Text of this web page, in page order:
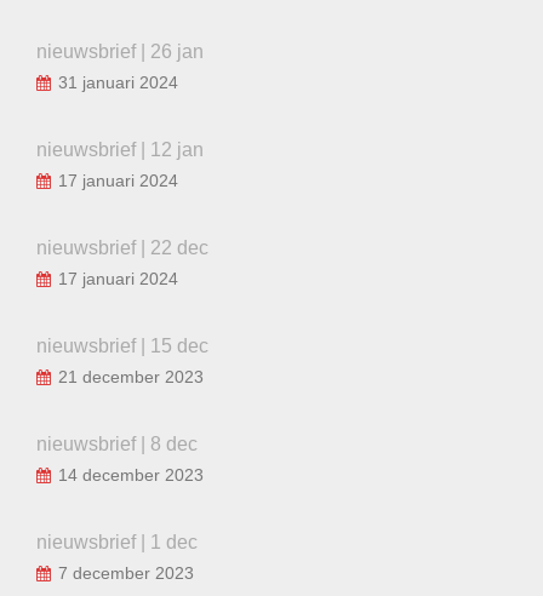
nieuwsbrief | 26 jan
31 januari 2024
nieuwsbrief | 12 jan
17 januari 2024
nieuwsbrief | 22 dec
17 januari 2024
nieuwsbrief | 15 dec
21 december 2023
nieuwsbrief | 8 dec
14 december 2023
nieuwsbrief | 1 dec
7 december 2023